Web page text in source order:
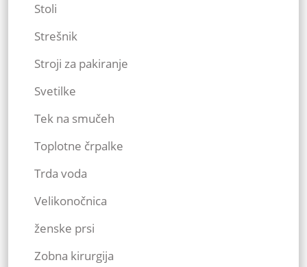
Stoli
Strešnik
Stroji za pakiranje
Svetilke
Tek na smučeh
Toplotne črpalke
Trda voda
Velikonočnica
ženske prsi
Zobna kirurgija